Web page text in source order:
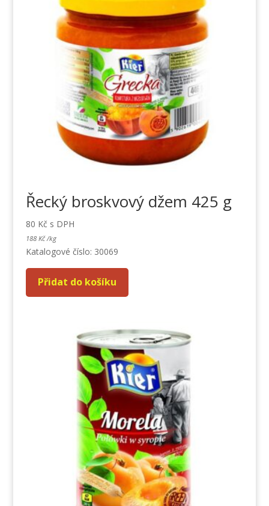
Řecký broskvový džem 425 g
80 Kč s DPH
188 Kč /kg
Katalogové číslo: 30069
Přidat do košíku